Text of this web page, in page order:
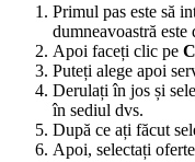
Primul pas este să
dumneavoastră este
Apoi faceți clic pe
Puteți alege apoi
Derulați în jos și
în sediul dvs.
După ce ați făcut
Apoi, selectați